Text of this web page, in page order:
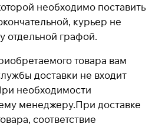
необходимо поставить
курьер не
отдельной графой.
товара вам
доставки не входит
необходимости
менеджеру.При доставке
соответствие